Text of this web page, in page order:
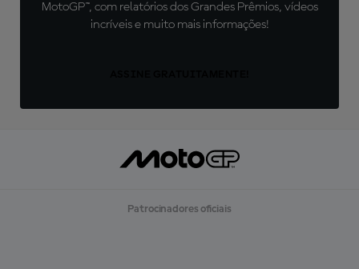
MotoGP™, com relatórios dos Grandes Prêmios, vídeos
incríveis e muito mais informações!
Patrocinadores oficiais